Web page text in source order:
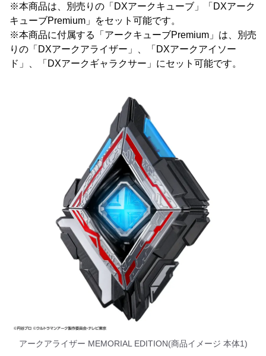
※本商品は、別売りの「DXアークキューブ」「DXアーク
キューブPremium」をセット可能です。
※本商品に付属する「アークキューブPremium」は、別売
りの「DXアークアライザー」、「DXアークアイソー
ド」、「DXアークギャラクサー」にセット可能です。
アークアライザー MEMORIAL EDITION(商品イメージ 本体1)